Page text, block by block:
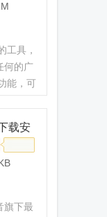
工具，
何的广
能，可
载安
旗下最